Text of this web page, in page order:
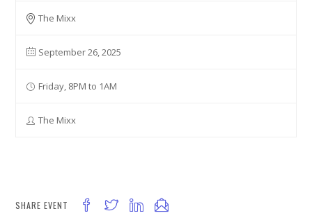
The Mixx
September 26, 2025
Friday, 8PM to 1AM
The Mixx
SHARE EVENT